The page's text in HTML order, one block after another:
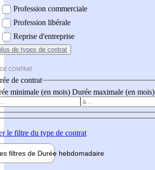
Profession commerciale
Profession libérale
Reprise d'entreprise
de types de contrat
CONTRAT
de contrat
minimale (en mois) Durée maximale (en mois)
le filtre du type de contrat
filtres de Durée hebdomadaire